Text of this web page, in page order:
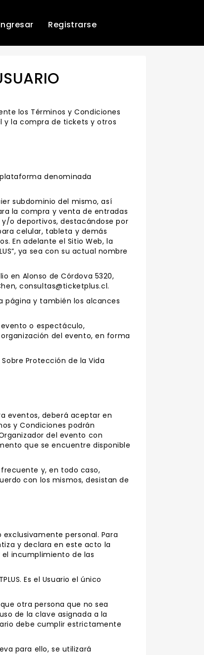
Registrarse
los Términos y Condiciones
y la compra de tickets y otros
denominada
subdominio del mismo, así
la compra y venta de entradas
o deportivos, destacándose por
celular, tableta y demás
En adelante el Sitio Web, la
ya sea con su actual nombre
en Alonso de Córdova 5320,
consultas@ticketplus.cl.
página y también los alcances
evento o espectáculo,
del evento, en forma
Protección de la Vida
eventos, deberá aceptar en
y Condiciones podrán
del evento con
que se encuentre disponible
y, en todo caso,
con los mismos, desistan de
exclusivamente personal. Para
y declara en este acto la
el incumplimiento de las
Es el Usuario el único
otra persona que no sea
de la clave asignada a la
debe cumplir estrictamente
para ello, se utilizará